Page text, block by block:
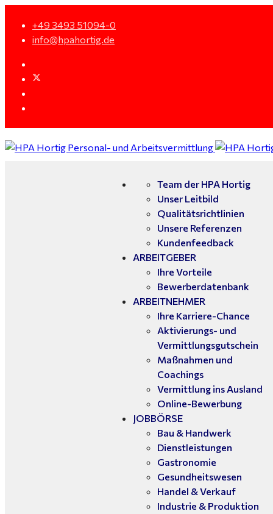
+49 3493 51094-0
info@hpahortig.de
Team der HPA Hortig
Unser Leitbild
Qualitätsrichtlinien
Unsere Referenzen
Kundenfeedback
ARBEITGEBER
Ihre Vorteile
Bewerberdatenbank
ARBEITNEHMER
Ihre Karriere-Chance
Aktivierungs- und
Vermittlungsgutschein
Maßnahmen und
Coachings
Vermittlung ins Ausland
Online-Bewerbung
JOBBÖRSE
Bau & Handwerk
Dienstleistungen
Gastronomie
Gesundheitswesen
Handel & Verkauf
Industrie & Produktion